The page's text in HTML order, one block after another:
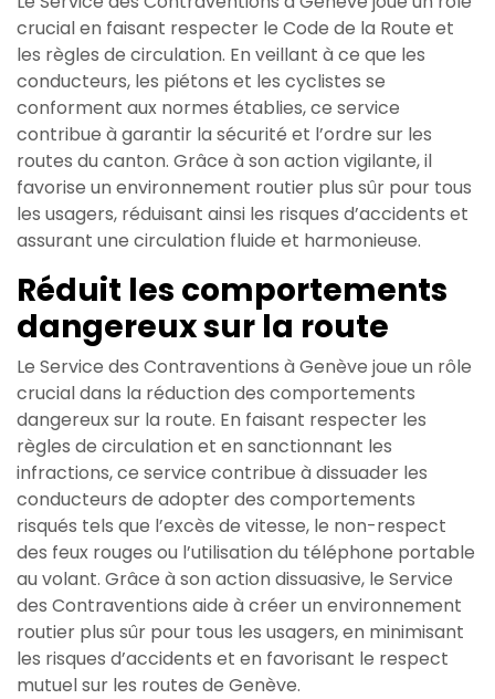
crucial en faisant respecter le Code de la Route et
les règles de circulation. En veillant à ce que les
conducteurs, les piétons et les cyclistes se
conforment aux normes établies, ce service
contribue à garantir la sécurité et l’ordre sur les
routes du canton. Grâce à son action vigilante, il
favorise un environnement routier plus sûr pour tous
les usagers, réduisant ainsi les risques d’accidents et
assurant une circulation fluide et harmonieuse.
Réduit les comportements
dangereux sur la route
Le Service des Contraventions à Genève joue un rôle
crucial dans la réduction des comportements
dangereux sur la route. En faisant respecter les
règles de circulation et en sanctionnant les
infractions, ce service contribue à dissuader les
conducteurs de adopter des comportements
risqués tels que l’excès de vitesse, le non-respect
des feux rouges ou l’utilisation du téléphone portable
au volant. Grâce à son action dissuasive, le Service
des Contraventions aide à créer un environnement
routier plus sûr pour tous les usagers, en minimisant
les risques d’accidents et en favorisant le respect
mutuel sur les routes de Genève.